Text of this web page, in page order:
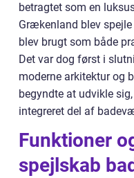
betragtet som en
Grækenland blev
blev brugt som både
Det var dog først i
moderne arkitektur og
begyndte at udvikle
integreret del af
Funktioner
spejlskab